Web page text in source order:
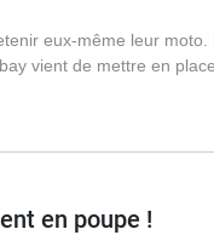
eux-même leur
vient de mettre en
en poupe !